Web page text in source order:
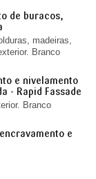
de buracos,
madeiras,
Branco
e nivelamento
- Rapid Fassade
Branco
e